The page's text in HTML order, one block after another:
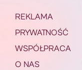
REKLAMA
PRYWATNOŚĆ
WSPÓŁPRACA
O NAS